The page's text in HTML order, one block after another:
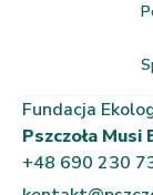
Fundacja
Pszczoła Musi
+48 690 230